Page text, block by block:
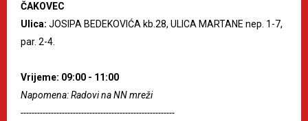
ČAKOVEC
Ulica: JOSIPA BEDEKOVIĆA kb.28, ULICA MARTANE nep. 1-7,
par. 2-4.
Vrijeme: 09:00 - 11:00
Napomena: Radovi na NN mreži
--------------------------------------------------------